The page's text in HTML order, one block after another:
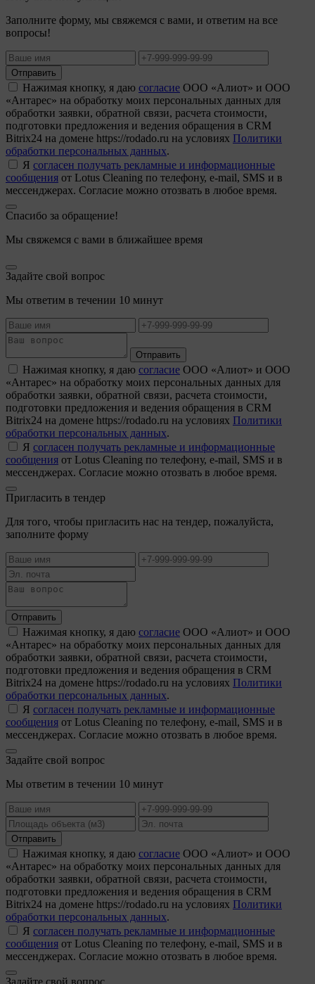
Заполните форму, мы свяжемся с вами, и ответим на все
вопросы!
Отправить
Нажимая кнопку, я даю согласие ООО «Алиот» и ООО
«Антарес» на обработку моих персональных данных для
обработки заявки, обратной связи, расчета стоимости,
подготовки предложения и ведения обращения в CRM
Bitrix24 на домене https://rodado.ru на условиях Политики
обработки персональных данных.
Я согласен получать рекламные и информационные
сообщения от Lotus Cleaning по телефону, e-mail, SMS и в
мессенджерах. Согласие можно отозвать в любое время.
Спасибо за обращение!
Мы свяжемся с вами в ближайшее время
Задайте свой вопрос
Мы ответим в течении 10 минут
Отправить
Нажимая кнопку, я даю согласие ООО «Алиот» и ООО
«Антарес» на обработку моих персональных данных для
обработки заявки, обратной связи, расчета стоимости,
подготовки предложения и ведения обращения в CRM
Bitrix24 на домене https://rodado.ru на условиях Политики
обработки персональных данных.
Я согласен получать рекламные и информационные
сообщения от Lotus Cleaning по телефону, e-mail, SMS и в
мессенджерах. Согласие можно отозвать в любое время.
Пригласить в тендер
Для того, чтобы пригласить нас на тендер, пожалуйста,
заполните форму
Отправить
Нажимая кнопку, я даю согласие ООО «Алиот» и ООО
«Антарес» на обработку моих персональных данных для
обработки заявки, обратной связи, расчета стоимости,
подготовки предложения и ведения обращения в CRM
Bitrix24 на домене https://rodado.ru на условиях Политики
обработки персональных данных.
Я согласен получать рекламные и информационные
сообщения от Lotus Cleaning по телефону, e-mail, SMS и в
мессенджерах. Согласие можно отозвать в любое время.
Задайте свой вопрос
Мы ответим в течении 10 минут
Отправить
Нажимая кнопку, я даю согласие ООО «Алиот» и ООО
«Антарес» на обработку моих персональных данных для
обработки заявки, обратной связи, расчета стоимости,
подготовки предложения и ведения обращения в CRM
Bitrix24 на домене https://rodado.ru на условиях Политики
обработки персональных данных.
Я согласен получать рекламные и информационные
сообщения от Lotus Cleaning по телефону, e-mail, SMS и в
мессенджерах. Согласие можно отозвать в любое время.
Задайте свой вопрос